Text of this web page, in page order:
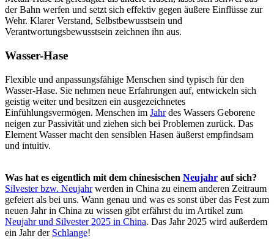
der Bahn werfen und setzt sich effektiv gegen äußere Einflüsse zur
Wehr. Klarer Verstand, Selbstbewusstsein und
Verantwortungsbewusstsein zeichnen ihn aus.
Wasser-Hase
Flexible und anpassungsfähige Menschen sind typisch für den
Wasser-Hase. Sie nehmen neue Erfahrungen auf, entwickeln sich
geistig weiter und besitzen ein ausgezeichnetes
Einfühlungsvermögen. Menschen im Jahrdes Wassers Geborene
neigen zur Passivität und ziehen sich bei Problemen zurück. Das
Element Wasser macht den sensiblen Hasen äußerst empfindsam
und intuitiv.
Was hat es eigentlich mit dem chinesischen Neujahr auf sich?
Silvester bzw. Neujahrwerden in China zu einem anderen Zeitraum
gefeiert als bei uns. Wann genau und was es sonst über das Fest zum
neuen Jahr in China zu wissen gibt erfährst du im Artikel zum
Neujahr und Silvester 2025 in China. Das Jahr 2025 wird außerdem
ein Jahr der Schlange!